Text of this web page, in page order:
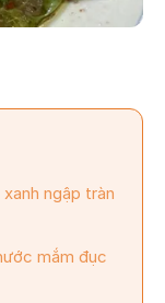
ngập tràn
mắm đục